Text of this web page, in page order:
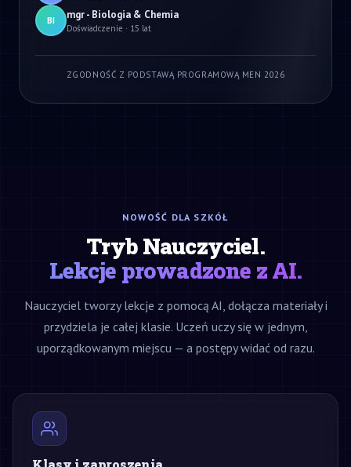
BI mgr - Biologia & Chemia
Doświadczenie · 15 lat
ZGODNOŚĆ Z PODSTAWĄ PROGRAMOWĄ MEN 2026
NOWOŚĆ DLA SZKÓŁ
Tryb Nauczyciel.
Lekcje prowadzone z AI.
Nauczyciel tworzy lekcje z pomocą AI, dołącza materiały i
przydziela je całej klasie. Uczeń uczy się w jednym,
uporządkowanym miejscu — a postępy widać od razu.